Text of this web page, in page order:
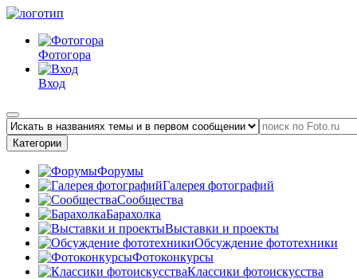
Фотогора
Вход
Категории
Форумы
Галерея фотографий
Сообщества
Барахолка
Выставки и проекты
Обсуждение фототехники
Фотоконкурсы
Классики фотоискусства